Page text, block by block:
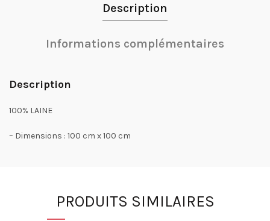
Description
Informations complémentaires
Description
100% LAINE
– Dimensions : 100 cm x 100 cm
PRODUITS SIMILAIRES